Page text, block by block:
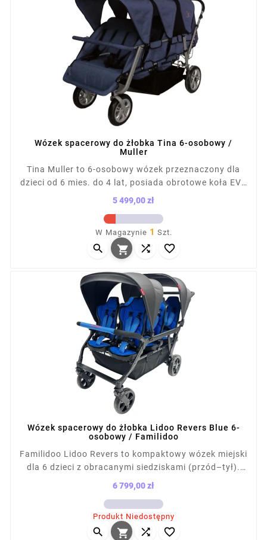
Wózek spacerowy do żłobka Tina 6-osobowy /
Muller
Tina Muller to 6-osobowy wózek przeznaczony dla
dzieci od 6 mies. do 4 lat, posiada obrotowe koła EVA
(25/29 cm), 3 zdejmowane daszki, 5-punktowe pasy,
(ręczny i przy kołach). Dla dzieci do ok. 15 kg. Wózek
łatwo składany, z dużym koszem i certyfikatem TÜV
Rheinland.
5 499,00 zł
W Magazynie 1 Szt.
   
Wózek spacerowy do żłobka Lidoo Revers Blue 6-
osobowy / Familidoo
Familidoo Lidoo Revers to kompaktowy wózek miejski
dla 6 dzieci z obracanymi siedziskami (przód–tył).
Ma 76 cm szerokości, mieści się w windzie i waży 36
kg. Każde siedzisko (do 15 kg) ma regulację
nachylenia i podnóżek. Wózek posiada
amortyzowane koła, hamulec, duży kosz, 2 daszki i
folię przeciwdeszczową. Idealny dla żłobków i
6 799,00 zł
Produkt Niedostępny
   